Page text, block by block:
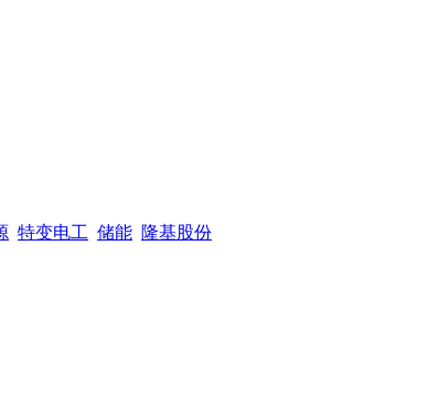
特变电工 储能 隆基股份